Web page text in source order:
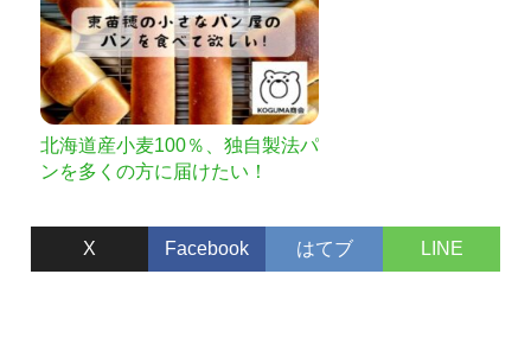
北海道産小麦100％、独自製法パ
ンを多くの方に届けたい！
X Facebook はてブ LINE